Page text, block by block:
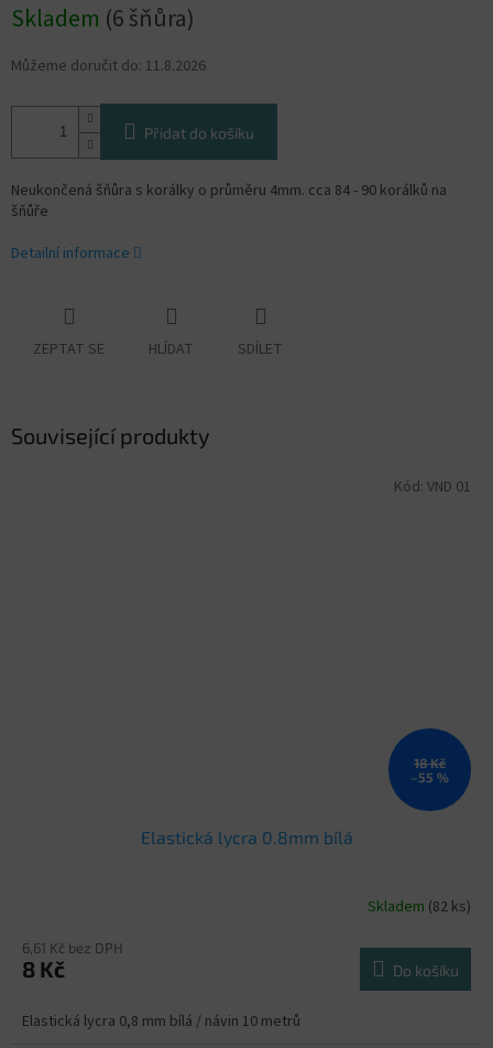
cena:
Skladem (6 šňůra)
Můžeme doručit do: 11.8.2026
Přidat do košíku
Neukončená šňůra s korálky o průměru 4mm. cca 84 - 90 korálků na
šňůře
Detailní informace
ZEPTAT SE HLÍDAT SDÍLET
Související produkty
18 Kč
–55 %
Elastická lycra 0.8mm bílá
Skladem (82 ks)
6,61 Kč bez DPH
8 Kč Do košíku
Elastická lycra 0,8 mm bílá / návin 10 metrů
Kód: VND 01